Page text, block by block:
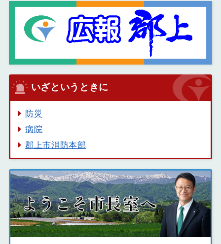
いざというときに
防災
病院
郡上市消防本部